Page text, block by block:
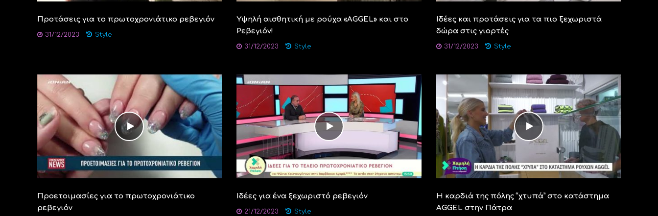
Προτάσεις για το πρωτοχρονιάτικο ρεβεγιόν
31/12/2023 Style
Υψηλή αισθητική με ρούχα «AGGEL» και στο
Ρεβεγιόν!
31/12/2023 Style
Ιδέες και προτάσεις για τα πιο ξεχωριστά
δώρα στις γιορτές
31/12/2023 Style
Προετοιμασίες για το πρωτοχρονιάτικο
ρεβεγιόν
Ιδέες για ένα ξεχωριστό ρεβεγιόν
21/12/2023 Style
Η καρδιά της πόλης “χτυπά” στο κατάστημα
AGGEL στην Πάτρα